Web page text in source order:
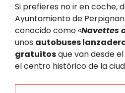
Si prefieres no ir en coche,
Ayuntamiento de
conocido como «Navettes
unos autobuses
gratuitosque van desde
el centro histórico de la